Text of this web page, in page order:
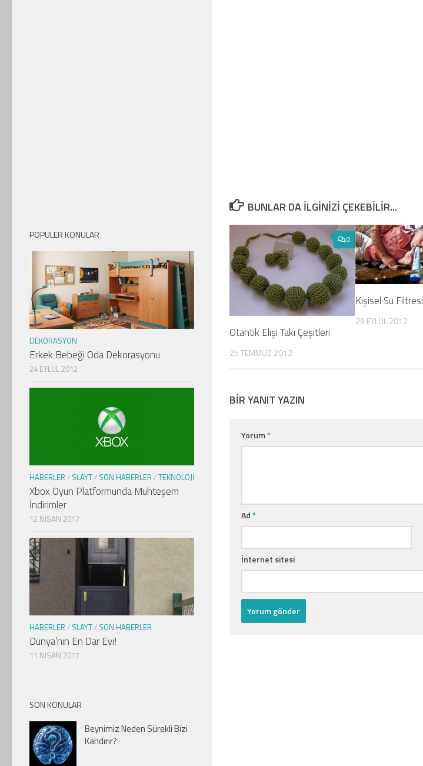
BUNLAR DA ILGINIZI ÇEKEBILIR...
0
Otantik Elişi Takı Çeşitleri
25 TEMMUZ 2012
Kişisel Su Filtresi
29 EYLÜL 2012
BIR YANIT YAZIN
Yorum*
Ad*
İnternet sitesi
POPÜLER KONULAR
DEKORASYON
Erkek Bebeği Oda Dekorasyonu
24 EYLÜL 2012
HABERLER / SLAYT/ SON HABERLER /TEKNOLOJI
Xbox Oyun Platformunda Muhteşem
İndirimler
12 NISAN 2017
HABERLER / SLAYT/ SON HABERLER
Dünya’nın En Dar Evi!
11 NISAN 2017
SON KONULAR
Beynimiz Neden Sürekli Bizi
Kandırır?